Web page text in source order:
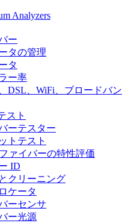
Analyzers
ー
タの管理
タ
ー率
DSL、WiFi、ブロードバン
スト
ーテスター
トテスト
ァイバーの特性評価
ID
クリーニング
ケータ
ーセンサ
ー光源